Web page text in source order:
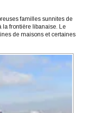
familles sunnites de
la frontière libanaise. Le
de maisons et certaines